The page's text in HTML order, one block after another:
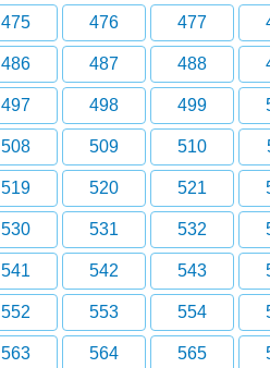
475 476 477
486 487 488
497 498 499
508 509 510
519 520 521
530 531 532
541 542 543
552 553 554
563 564 565